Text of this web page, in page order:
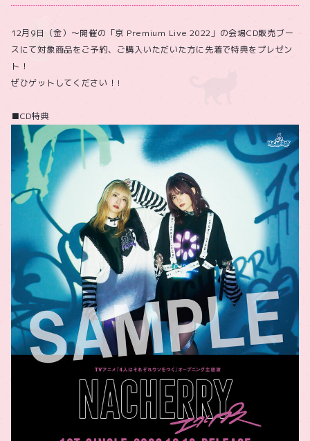
12月9日（金）～開催の「京 Premium Live 2022」の会場CD販売ブー
スにて対象商品をご予約、ご購入いただいた方に先着で特典をプレゼン
ト！
ぜひゲットしてください！!
■CD特典